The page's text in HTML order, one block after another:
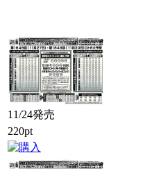
11/24発売
220pt